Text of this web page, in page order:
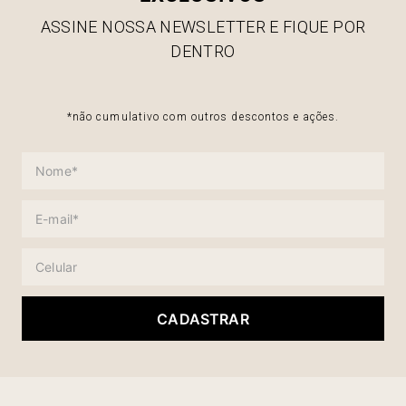
ASSINE NOSSA NEWSLETTER E FIQUE POR
DENTRO
*não cumulativo com outros descontos e ações.
CADASTRAR